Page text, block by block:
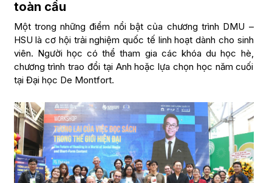
toàn cầu
Một trong những điểm nổi bật của chương trình DMU –
HSU là cơ hội trải nghiệm quốc tế linh hoạt dành cho sinh
viên. Người học có thể tham gia các khóa du học hè,
chương trình trao đổi tại Anh hoặc lựa chọn học năm cuối
tại Đại học De Montfort.